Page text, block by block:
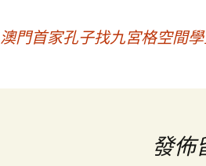
澳門首家孔子找九宮格空間
發佈